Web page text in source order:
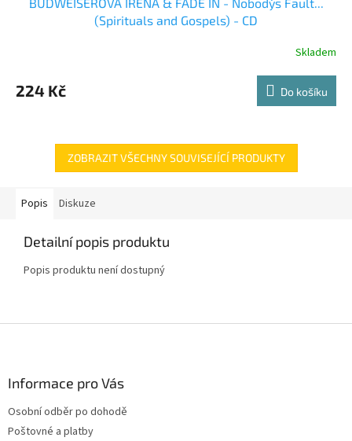
(Spirituals and Gospels) - CD
Skladem
224 Kč Do košíku
ZOBRAZIT VŠECHNY SOUVISEJÍCÍ PRODUKTY
Popis Diskuze
Detailní popis produktu
Popis produktu není dostupný
Informace pro Vás
Osobní odběr po dohodě
Poštovné a platby